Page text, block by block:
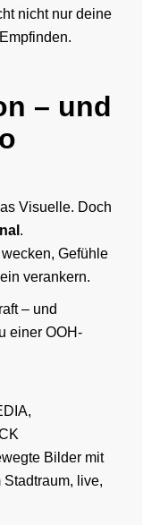
nicht nur deine
– und
Visuelle. Doch
.
Gefühle
verankern.
– und
einer OOH-
Bilder mit
live,